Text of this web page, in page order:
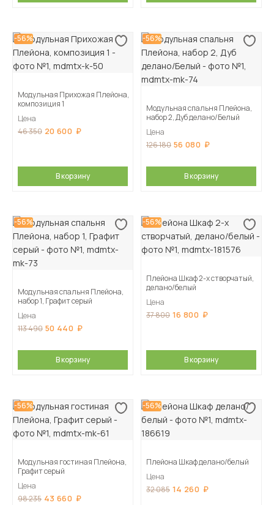
-56%
Модульная Прихожая Плейона,
композиция 1
Цена
46 350 20 600
В корзину
-56%
Модульная спальня Плейона,
набор 2, Дуб делано/Белый
Цена
126 180 56 080
В корзину
-56%
Модульная спальня Плейона,
набор 1, Графит серый
Цена
113 490 50 440
В корзину
-56%
Плейона Шкаф 2-х створчатый,
делано/белый
Цена
37 800 16 800
В корзину
-56%
Модульная гостиная Плейона,
Графит серый
Цена
98 235 43 660
-56%
Плейона Шкаф делано/белый
Цена
32 085 14 260